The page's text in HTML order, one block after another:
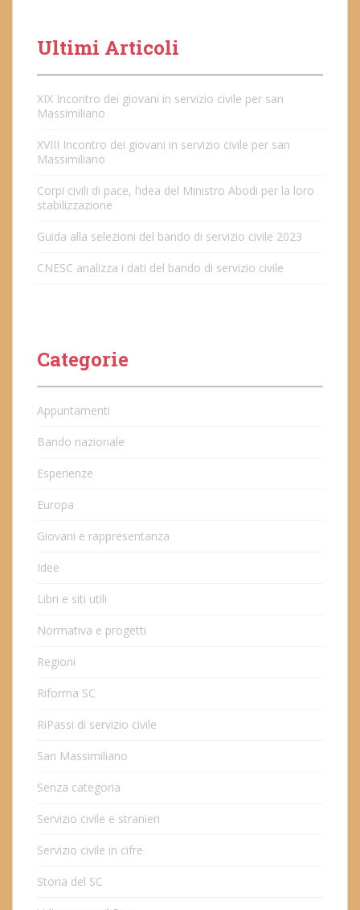
Ultimi Articoli
XIX Incontro dei giovani in servizio civile per san
Massimiliano
XVIII Incontro dei giovani in servizio civile per san
Massimiliano
Corpi civili di pace, l’idea del Ministro Abodi per la loro
stabilizzazione
Guida alla selezioni del bando di servizio civile 2023
CNESC analizza i dati del bando di servizio civile
Categorie
Appuntamenti
Bando nazionale
Esperienze
Europa
Giovani e rappresentanza
Idee
Libri e siti utili
Normativa e progetti
Regioni
Riforma SC
RiPassi di servizio civile
San Massimiliano
Senza categoria
Servizio civile e stranieri
Servizio civile in cifre
Storia del SC